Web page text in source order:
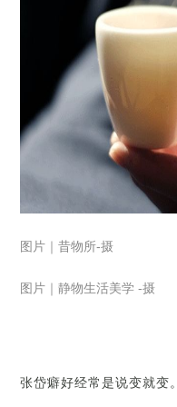
图片｜昔物所-摄
图片｜静物生活美学 -摄
张岱癖好经常是说变就变。